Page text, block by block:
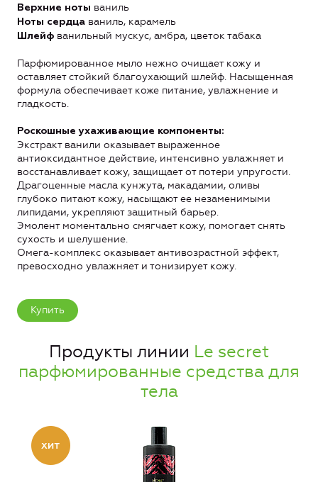
Верхние ноты ваниль
Ноты сердца ваниль, карамель
Шлейф ванильный мускус, амбра, цветок табака
Парфюмированное мыло нежно очищает кожу и
оставляет стойкий благоухающий шлейф. Насыщенная
формула обеспечивает коже питание, увлажнение и
гладкость.
Роскошные ухаживающие компоненты:
Экстракт ванили оказывает выраженное
антиоксидантное действие, интенсивно увлажняет и
восстанавливает кожу, защищает от потери упругости.
Драгоценные масла кунжута, макадамии, оливы
глубоко питают кожу, насыщают ее незаменимыми
липидами, укрепляют защитный барьер.
Эмолент моментально смягчает кожу, помогает снять
сухость и шелушение.
Омега-комплекс оказывает антивозрастной эффект,
превосходно увлажняет и тонизирует кожу.
Купить
Продукты линии Le secret
парфюмированные средства для
тела